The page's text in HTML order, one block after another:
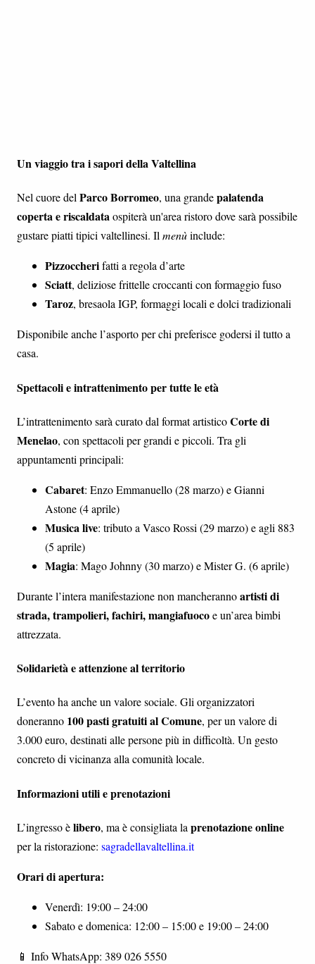
Un viaggio tra i sapori della Valtellina
Nel cuore delParco Borromeo, una grandepalatenda
coperta e riscaldataospiterà un'area ristoro dove sarà possibile
gustare piatti tipici valtellinesi. Ilmenùinclude:
Pizzoccherifatti a regola d’arte
Sciatt, deliziose frittelle croccanti con formaggio fuso
Taroz, bresaola IGP, formaggi locali e dolci tradizionali
Disponibile anche l’asporto per chi preferisce godersi il tutto a
casa.
Spettacoli e intrattenimento per tutte le età
L’intrattenimento sarà curato dal format artisticoCorte di
Menelao, con spettacoli per grandi e piccoli. Tra gli
appuntamenti principali:
Cabaret: Enzo Emmanuello (28 marzo) e Gianni
Astone (4 aprile)
Musica live: tributo a Vasco Rossi (29 marzo) e agli 883
(5 aprile)
Magia: Mago Johnny (30 marzo) e Mister G. (6 aprile)
Durante l’intera manifestazione non mancherannoartisti di
strada, trampolieri, fachiri, mangiafuocoe un’area bimbi
attrezzata.
Solidarietà e attenzione al territorio
L’evento ha anche un valore sociale. Gli organizzatori
doneranno 100 pasti gratuiti al Comune, per un valore di
3.000 euro, destinati alle persone più in difficoltà. Un gesto
concreto di vicinanza alla comunità locale.
Informazioni utili e prenotazioni
L’ingresso èlibero, ma è consigliata la prenotazione online
per la ristorazione: sagradellavaltellina.it
Orari di apertura:
Venerdì: 19:00 – 24:00
Sabato e domenica: 12:00 – 15:00 e 19:00 – 24:00
📱 Info WhatsApp: 389 026 5550